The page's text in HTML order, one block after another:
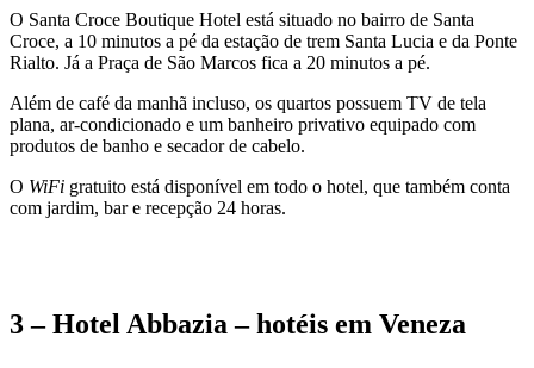
O Santa Croce Boutique Hotel está situado no bairro de Santa
Croce, a 10 minutos a pé da estação de trem Santa Lucia e da Ponte
Rialto. Já a Praça de São Marcos fica a 20 minutos a pé.
Além de café da manhã incluso, os quartos possuem TV de tela
plana, ar-condicionado e um banheiro privativo equipado com
produtos de banho e secador de cabelo.
O WiFi gratuito está disponível em todo o hotel, que também conta
com jardim, bar e recepção 24 horas.
3 –Hotel Abbazia– hotéis em Veneza